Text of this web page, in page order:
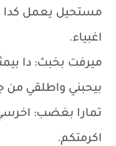
مستحيل يعمل كدا
اغبياء.
ميرفت بخبث: دا
بيحبني واطلقي من
تمارا بغضب: اخرسي
اكرمتكم.